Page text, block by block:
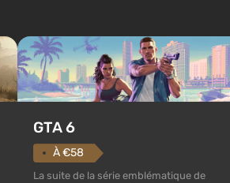
GTA 6
À €58
La suite de la série emblématique de